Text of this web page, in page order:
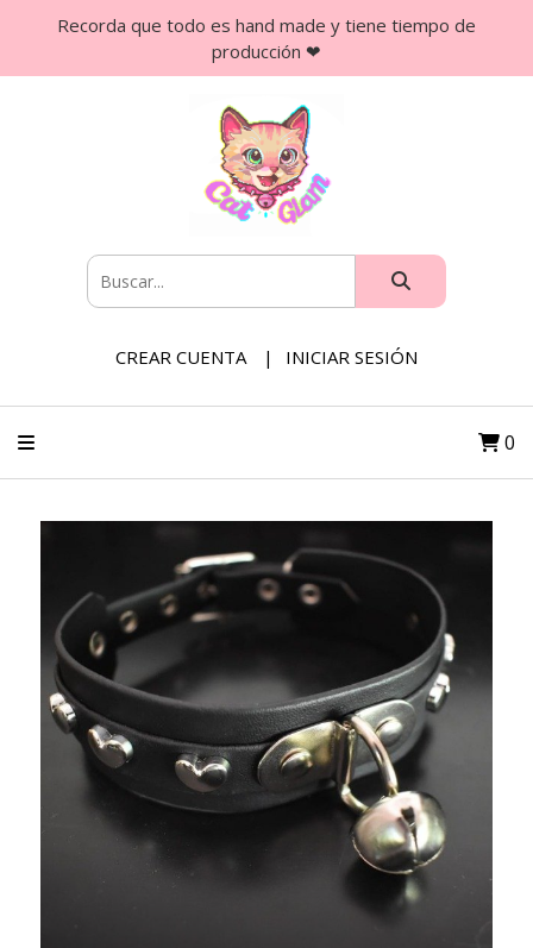
Recorda que todo es hand made y tiene tiempo de
producción ❤
CREAR CUENTA INICIAR SESIÓN
0